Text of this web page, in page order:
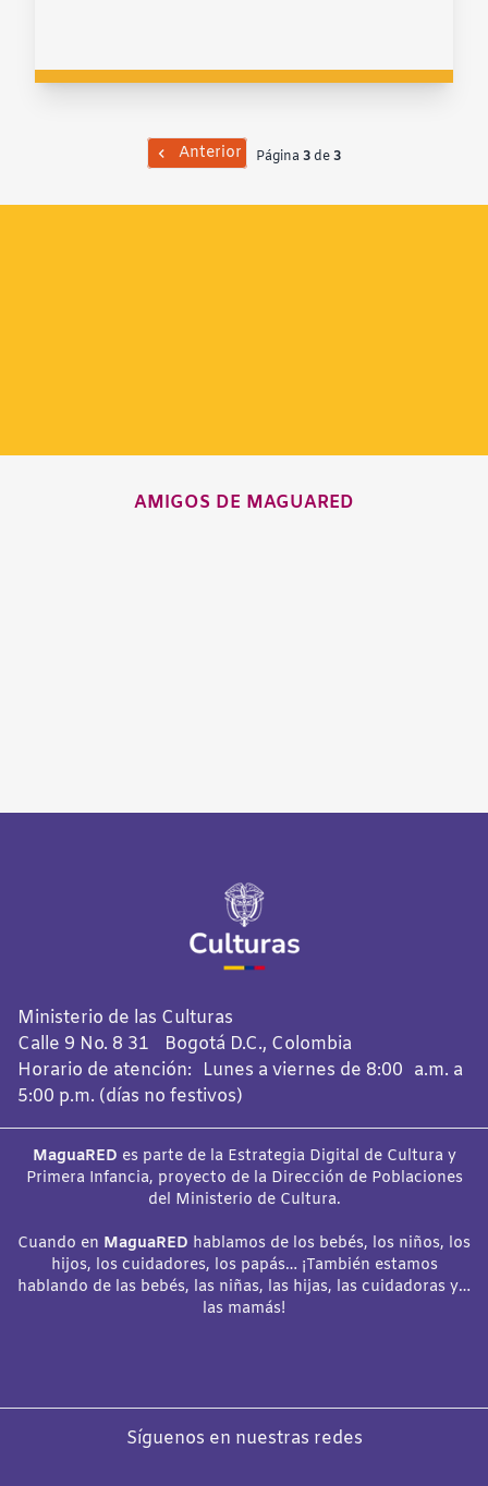
Anterior Página 3 de3
AMIGOS DE MAGUARED
Ministerio de las Culturas
Calle 9 No. 8 31 Bogotá D.C., Colombia
Horario de atención: Lunes a viernes de 8:00 a.m. a
5:00 p.m. (días no festivos)
MaguaRED es parte de la Estrategia Digital de Cultura y
Primera Infancia, proyecto de la Dirección de Poblaciones
del Ministerio de Cultura.
Cuando en MaguaRED hablamos de los bebés, los niños, los
hijos, los cuidadores, los papás… ¡También estamos
hablando de las bebés, las niñas, las hijas, las cuidadoras y…
las mamás!
Síguenos en nuestras redes